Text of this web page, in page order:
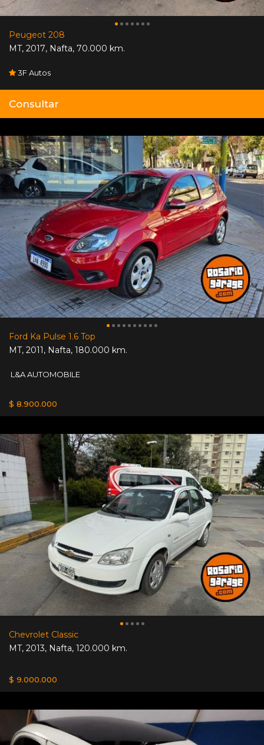
Peugeot 208
MT, 2017, Nafta, 70.000 km.
3F Autos
Consultar
Ford Ka Pulse 1.6 Top
MT, 2011, Nafta, 180.000 km.
L&A AUTOMOBILE
$ 8.900.000
Chevrolet Classic
MT, 2013, Nafta, 120.000 km.
$ 9.000.000